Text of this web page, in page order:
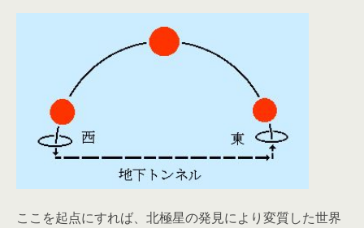
ここを起点にすれば、北極星の発見により変質した世界